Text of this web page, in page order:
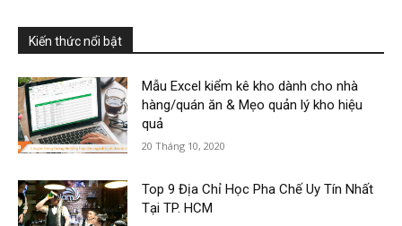
Kiến thức nổi bật
Mẫu Excel kiểm kê kho dành cho nhà
hàng/quán ăn & Mẹo quản lý kho hiệu
quả
20 Tháng 10, 2020
Top 9 Địa Chỉ Học Pha Chế Uy Tín Nhất
Tại TP. HCM